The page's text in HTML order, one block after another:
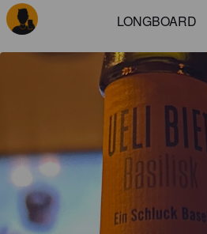
LONGBOARD